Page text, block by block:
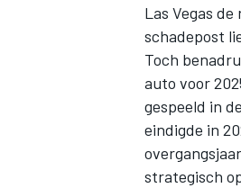
Las Vegas
schadepost
Toch
auto voor
gespeeld in
eindigde in
strategisch